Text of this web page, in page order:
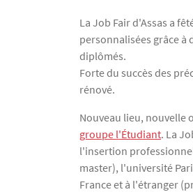
La Job Fair d'Assas a
personnalisées grâce
diplômés.
Forte du succès des
rénové.
Nouveau lieu, nouvelle
groupe l'Étudiant. La
l'insertion
master), l'université
France et à l'étranger